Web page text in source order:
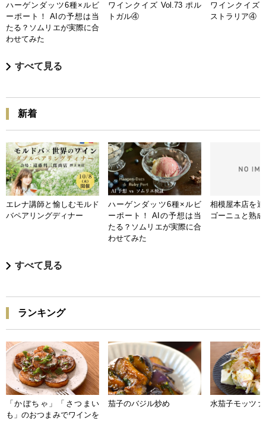
ハーゲンダッツ6種×ルビ
ーポート！ AIの予想は当
たる？ソムリエが実際に合
わせてみた
ワインクイズ Vol.73 ポル
トガル④
ワインクイズ
ストラリア④
すべて見る
新着
エレナ講師と愉しむモルド
バペアリングディナー
ハーゲンダッツ6種×ルビ
ーポート！ AIの予想は当
たる？ソムリエが実際に合
わせてみた
相模屋本店を
ゴーニュと熟
すべて見る
ランキング
「かぼちゃ」「さつまい
も」のおつまみでワインを
茄子のバジル炒め 水茄子モッツァ